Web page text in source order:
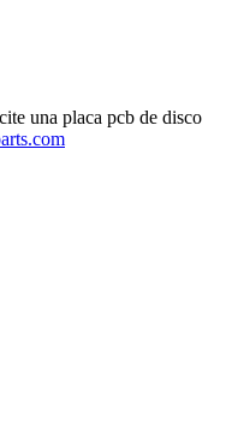
una placa pcb de disco